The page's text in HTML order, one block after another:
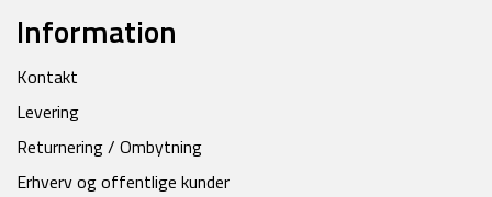
Information
Kontakt
Levering
Returnering / Ombytning
Erhverv og offentlige kunder